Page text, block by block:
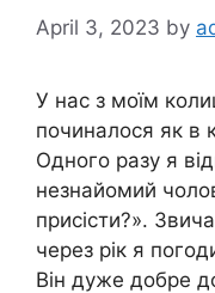
April 3, 2023 by
У нас з моїм
починалося як в
Одного разу я
незнайомий
присісти?».
через рік я
Він дуже добре